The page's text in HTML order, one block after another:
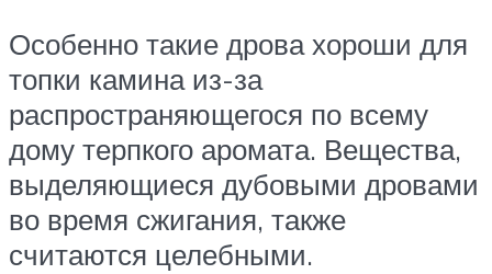
Особенно такие дрова хороши для
топки камина из-за
распространяющегося по всему
дому терпкого аромата. Вещества,
выделяющиеся дубовыми дровами
во время сжигания, также
считаются целебными.